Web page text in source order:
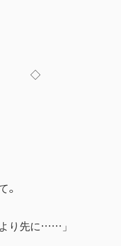
　　◇
り先に……」